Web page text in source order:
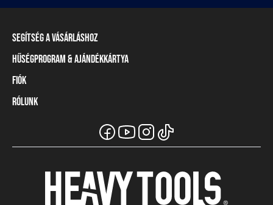
Segítség a vásárláshoz
Szállítási információ
Fizetési módok
Mérettáblázat
Üzleteink és viszonteladók
Gyakori kérdések (GYIK)
Hűségprogram & Ajándékkártya
Törzsvásárlói program
Ajándékkártya
Fiók
Belépés / Regisztráció
Rólunk
A Heavy Tools márka
Viszonteladói információ
Széchenyi Terv Plusz